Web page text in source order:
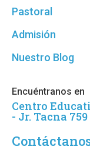
Pastoral
Admisión
Nuestro Blog
Encuéntranos en
Centro
- Jr. Tacna